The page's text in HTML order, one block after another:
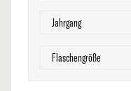
JahrgangFilter
Flaschengröße